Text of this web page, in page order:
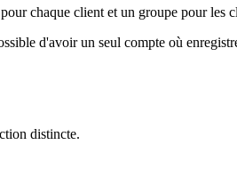
chaque client et un groupe pour les
d'avoir un seul compte où
distincte.